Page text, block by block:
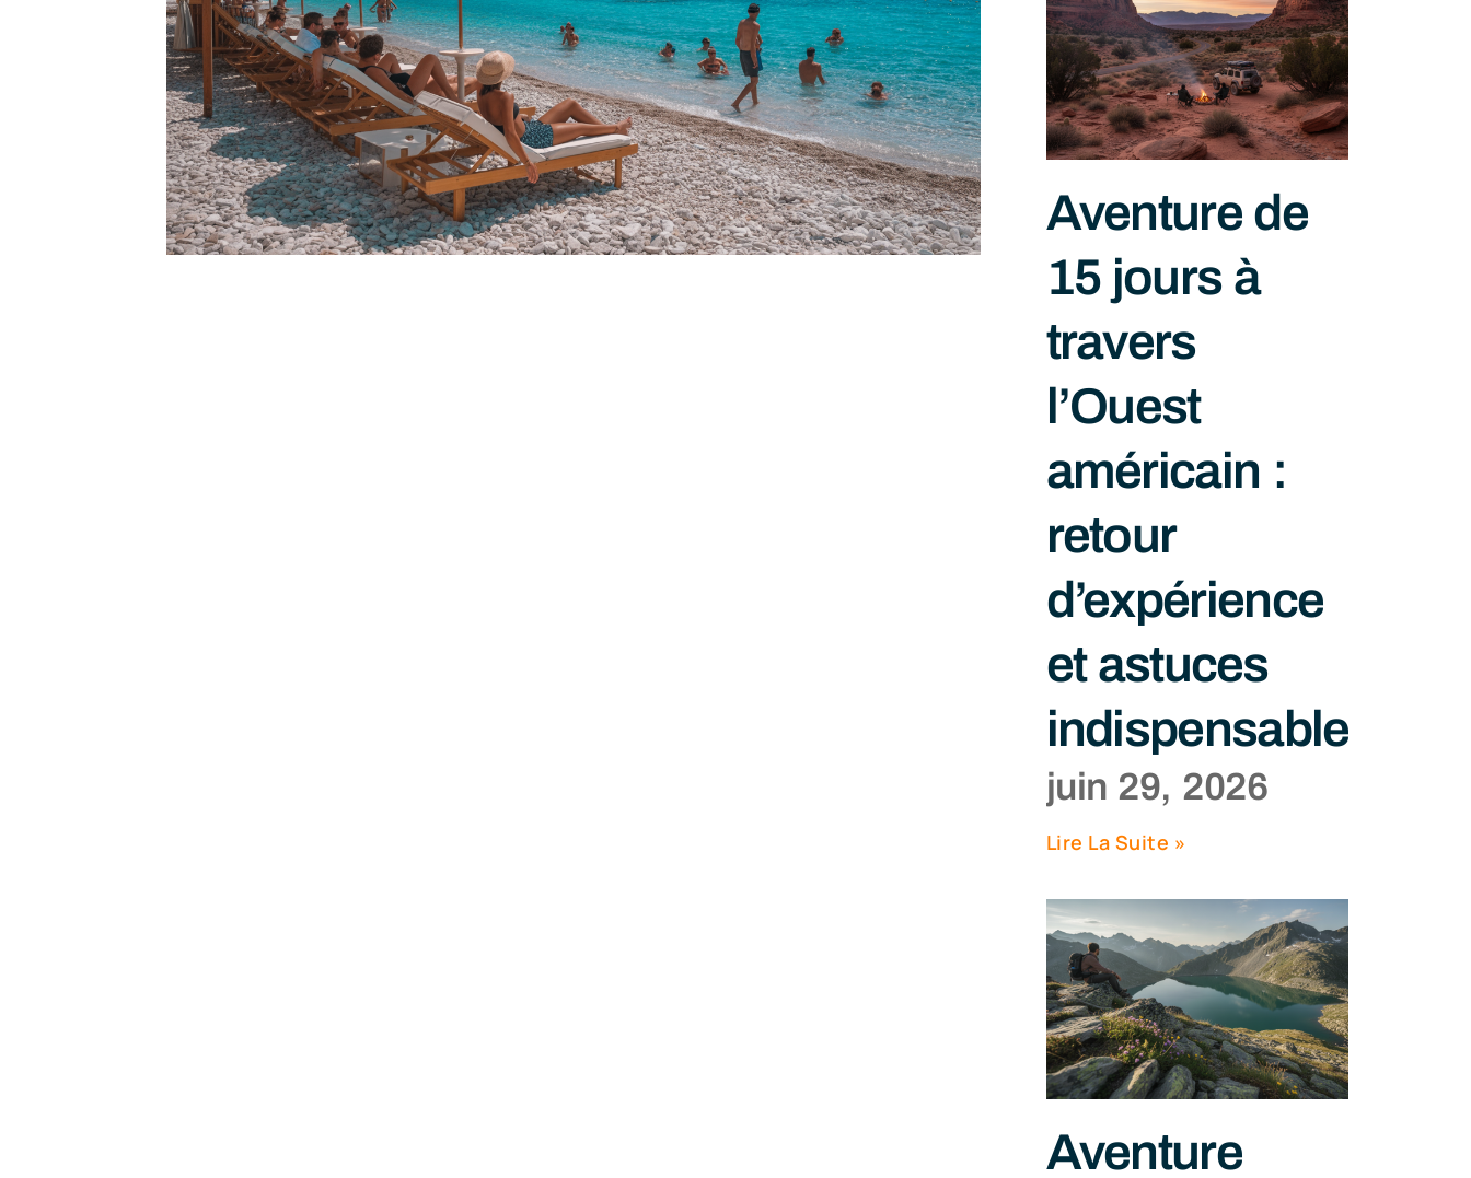
Aventure de
15 jours à
travers
l’Ouest
américain :
retour
d’expérience
et astuces
indispensables
juin 29, 2026
Lire La Suite »
Aventure